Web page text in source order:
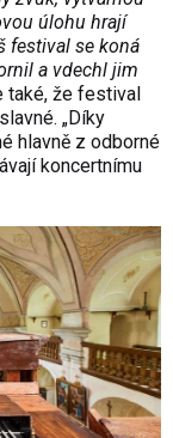
úlohu hrají
festival se koná
a vdechl jim
také, že festival
„Díky
hlavně z odborné
koncertnímu